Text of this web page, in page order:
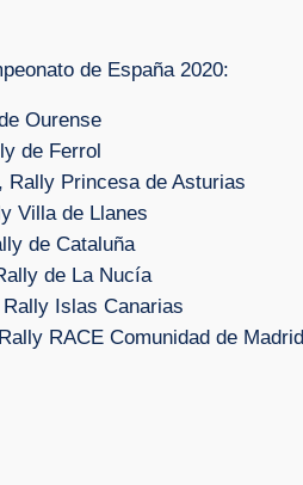
de España 2020:
Ourense
de Ferrol
Rally Princesa de Asturias
Villa de Llanes
de Cataluña
de La Nucía
Islas Canarias
RACE Comunidad de Madrid